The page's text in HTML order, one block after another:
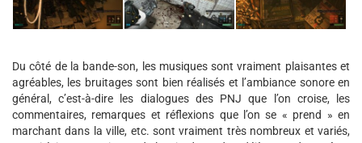
Du côté de la bande-son, les musiques sont vraiment plaisantes et
agréables, les bruitages sont bien réalisés et l’ambiance sonore en
général, c’est-à-dire les dialogues des PNJ que l’on croise, les
commentaires, remarques et réflexions que l’on se « prend » en
marchant dans la ville, etc. sont vraiment très nombreux et variés,